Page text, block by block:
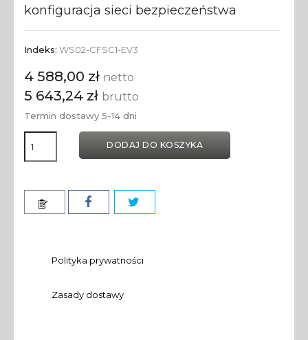
konfiguracja sieci bezpieczeństwa
Indeks: WS02-CFSC1-EV3
4 588,00 zł netto
5 643,24 zł brutto
Termin dostawy 5-14 dni
DODAJ DO KOSZYKA
Polityka prywatności
Zasady dostawy